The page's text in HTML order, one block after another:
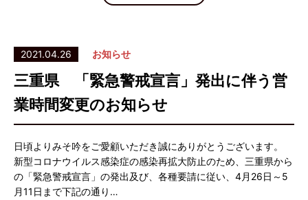
2021.04.26 お知らせ
三重県 「緊急警戒宣言」発出に伴う営
業時間変更のお知らせ
日頃よりみそ吟をご愛顧いただき誠にありがとうございます。
新型コロナウイルス感染症の感染再拡大防止のため、三重県から
の「緊急警戒宣言」の発出及び、各種要請に従い、4月26日～5
月11日まで下記の通り…